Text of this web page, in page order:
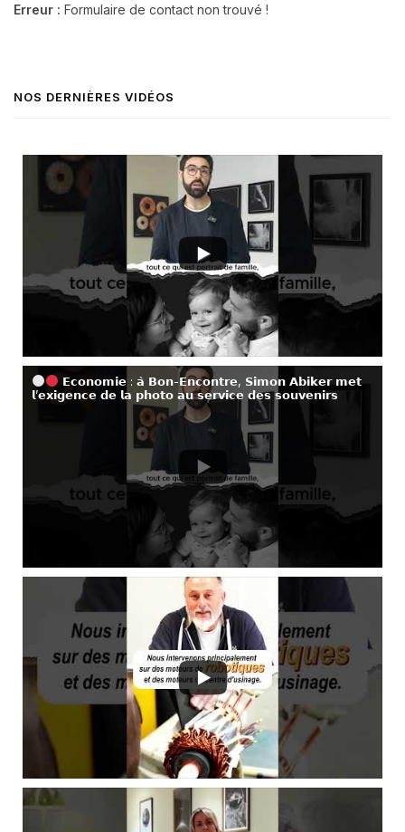
Erreur : Formulaire de contact non trouvé !
NOS DERNIÈRES VIDÉOS
𝗘𝗰𝗼𝗻𝗼𝗺𝗶𝗲 : 𝗮̀ 𝗕𝗼𝗻-𝗘𝗻𝗰𝗼𝗻𝘁𝗿𝗲, 𝗦𝗶𝗺𝗼𝗻 𝗔𝗯𝗶𝗸𝗲𝗿 𝗺𝗲𝘁
𝗹’𝗲𝘅𝗶𝗴𝗲𝗻𝗰𝗲 𝗱𝗲 𝗹𝗮 𝗽𝗵𝗼𝘁𝗼 𝗮𝘂 𝘀𝗲𝗿𝘃𝗶𝗰𝗲 𝗱𝗲𝘀 𝘀𝗼𝘂𝘃𝗲𝗻𝗶𝗿𝘀